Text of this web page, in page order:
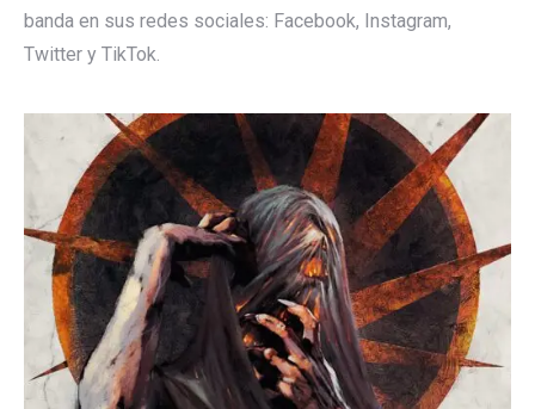
banda en sus redes sociales: Facebook, Instagram,
Twitter y TikTok.